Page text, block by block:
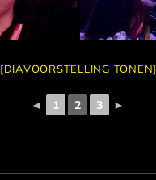
[DIAVOORSTELLING TONEN]
◄ 1 2 3 ►